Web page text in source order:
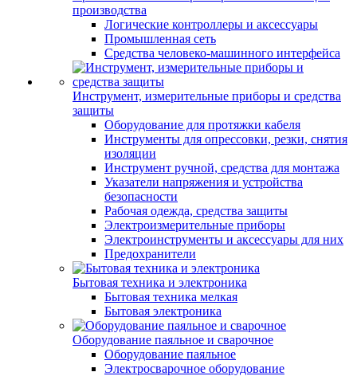
производства
Логические контроллеры и аксессуары
Промышленная сеть
Средства человеко-машинного интерфейса
Инструмент, измерительные приборы и средства
защиты
Оборудование для протяжки кабеля
Инструменты для опрессовки, резки, снятия
изоляции
Инструмент ручной, средства для монтажа
Указатели напряжения и устройства
безопасности
Рабочая одежда, средства защиты
Электроизмерительные приборы
Электроинструменты и аксессуары для них
Предохранители
Бытовая техника и электроника
Бытовая техника мелкая
Бытовая электроника
Оборудование паяльное и сварочное
Оборудование паяльное
Электросварочное оборудование